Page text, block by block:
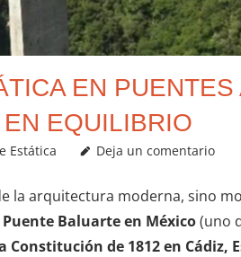
EN PUENTES
EQUILIBRIO
Estática Deja un comentario
la arquitectura moderna, sino
Puente Baluarte en México(uno
Constitución de 1812 en Cádiz,